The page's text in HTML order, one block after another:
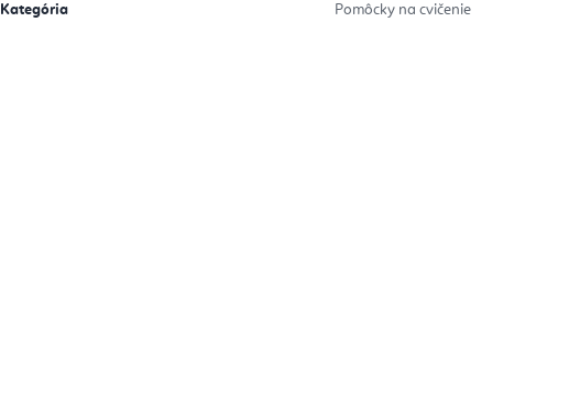
Kategória Pomôcky na cvičenie